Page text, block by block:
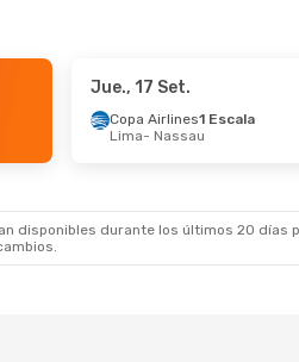
- Mié., 7 Oct.
Directo
- Nassau
- Vie., 23 Oct.
Jue., 17 Set.
Copa Airlines1 Escala
Lima- Nassau
disponibles durante los últimos 20